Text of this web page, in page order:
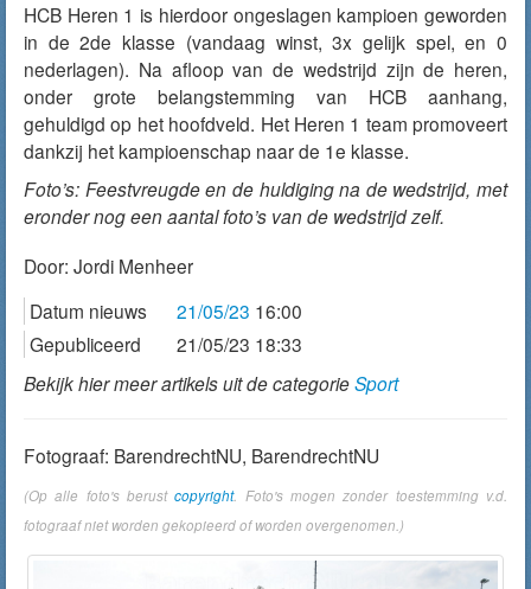
HCB Heren 1 is hierdoor ongeslagen kampioen geworden
in de 2de klasse (vandaag winst, 3x gelijk spel, en 0
nederlagen). Na afloop van de wedstrijd zijn de heren,
onder grote belangstemming van HCB aanhang,
gehuldigd op het hoofdveld. Het Heren 1 team promoveert
dankzij het kampioenschap naar de 1e klasse.
Foto’s: Feestvreugde en de huldiging na de wedstrijd, met
eronder nog een aantal foto’s van de wedstrijd zelf.
Door: Jordi Menheer
Datum nieuws
21/05/23 16:00
Gepubliceerd
21/05/23 18:33
Bekijk hier meer artikels uit de categorieSport
Fotograaf: BarendrechtNU, BarendrechtNU
(Op alle foto's berustcopyright. Foto's mogen zonder toestemming v.d.
fotograaf niet worden gekopieerd of worden overgenomen.)